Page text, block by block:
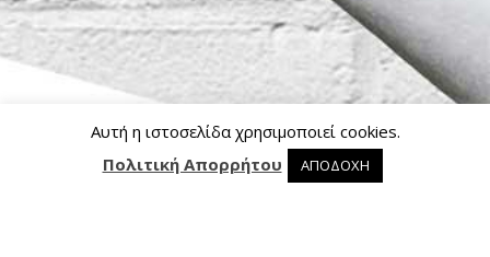
0 0 προϊόντα στο καλάθι
Αυτή η ιστοσελίδα χρησιμοποιεί cookies.
Πολιτική Απορρήτου
ΑΠΟΔΟΧΗ